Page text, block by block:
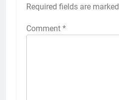
Required fields are marked
Comment *